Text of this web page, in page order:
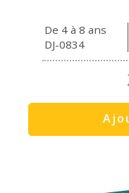
De 4 à 8 ans
DJ-0834